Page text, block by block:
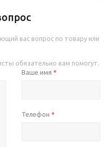
вас вопрос по товару или
обязательно вам помогут.
Ваше имя *
Телефон *